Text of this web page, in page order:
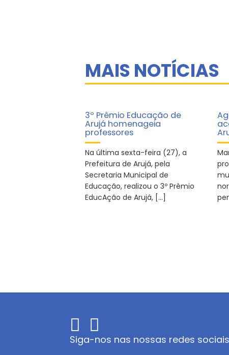
MAIS NOTÍCIAS
3º Prêmio Educação de
Arujá homenageia
professores
Na última sexta-feira (27), a
Prefeitura de Arujá, pela
Secretaria Municipal de
Educação, realizou o 3º Prêmio
EducAção de Arujá, […]
Siga-nos nas nossas redes sociais